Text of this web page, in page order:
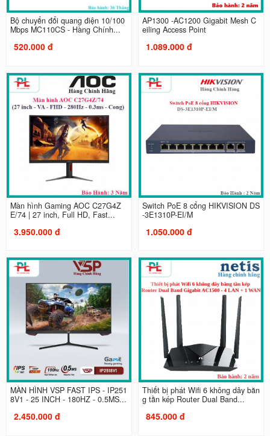
Bộ chuyển đổi quang điện 10/100
Mbps MC110CS - Hàng Chính...
520.000 đ
AP1300 -AC1200 Gigabit Mesh C
eiling Access Point
1.089.000 đ
Màn hình Gaming AOC C27G4Z
E/74 | 27 inch, Full HD, Fast...
3.950.000 đ
Switch PoE 8 cổng HIKVISION DS
-3E1310P-EI/M
1.050.000 đ
MÀN HÌNH VSP FAST IPS - IP251
8V1 - 25 INCH - 180HZ - 0.5MS...
2.450.000 đ
Thiết bị phát Wifi 6 không dây băn
g tần kép Router Dual Band...
845.000 đ